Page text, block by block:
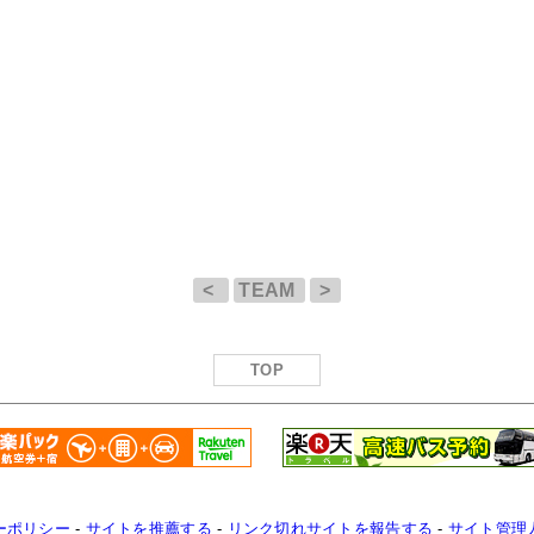
< TEAM >
TOP
ポリシー - サイトを推薦する - リンク切れサイトを報告する - サイト管理